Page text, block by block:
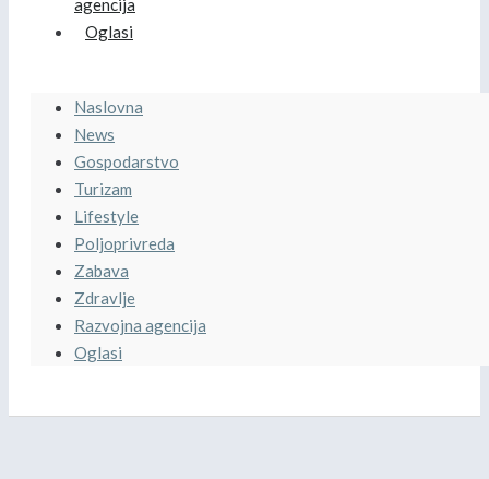
agencija
Oglasi
Naslovna
News
Gospodarstvo
Turizam
Lifestyle
Poljoprivreda
Zabava
Zdravlje
Razvojna agencija
Oglasi